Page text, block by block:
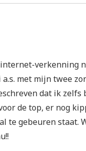
verkenning
met mijn twee
dat ik
de top, er nog
te gebeuren staat.